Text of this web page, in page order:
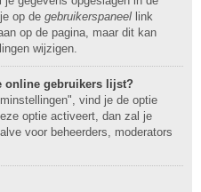
op de gebruikerspaneel link
op de pagina, maar dit kan
wijzigen.
online gebruikers lijst?
vind je de optie
optie activeert, dan zal je
voor beheerders, moderators